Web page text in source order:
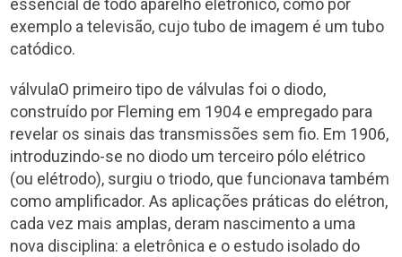
essencial de todo aparelho eletrônico, como por
exemplo a televisão, cujo tubo de imagem é um tubo
catódico.
válvulaO primeiro tipo de válvulas foi o diodo,
construído por Fleming em 1904 e empregado para
revelar os sinais das transmissões sem fio. Em 1906,
introduzindo-se no diodo um terceiro pólo elétrico
(ou elétrodo), surgiu o triodo, que funcionava também
como amplificador. As aplicações práticas do elétron,
cada vez mais amplas, deram nascimento a uma
nova disciplina: a eletrônica e o estudo isolado do